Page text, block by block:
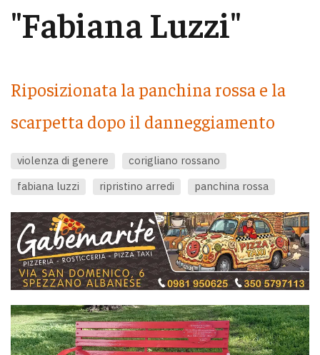
"Fabiana Luzzi"
Riposizionata la panchina rossa e la
scarpetta dopo il danneggiamento
violenza di genere
corigliano rossano
fabiana luzzi
ripristino arredi panchina rossa